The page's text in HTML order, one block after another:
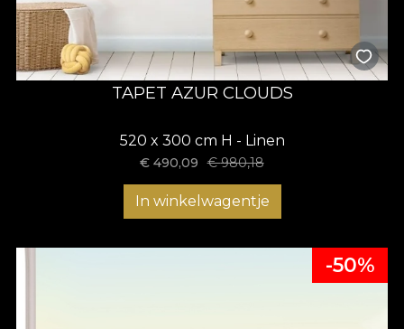
TAPET AZUR CLOUDS
520 x 300 cm H - Linen
€490,09 €980,18
In winkelwagentje
-50%